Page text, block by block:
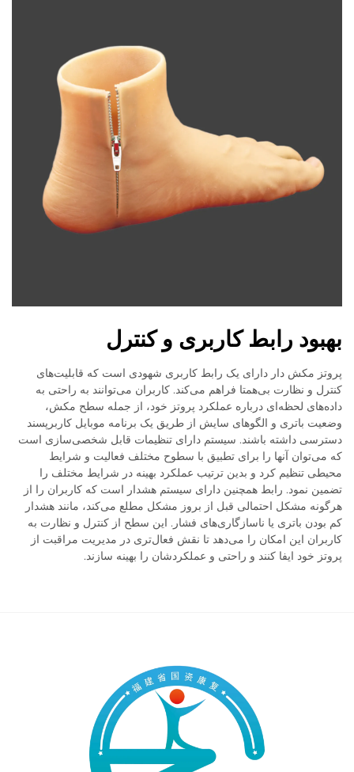
بهبود رابط کاربری و کنترل
پروتز مکش دار دارای یک رابط کاربری شهودی است که قابلیت‌های
کنترل و نظارت بی‌همتا فراهم می‌کند. کاربران می‌توانند به راحتی به
داده‌های لحظه‌ای درباره عملکرد پروتز خود، از جمله سطح مکش،
وضعیت باتری و الگوهای سایش از طریق یک برنامه موبایل کاربرپسند
دسترسی داشته باشند. سیستم دارای تنظیمات قابل شخصی‌سازی است
که می‌توان آنها را برای تطبیق با سطوح مختلف فعالیت و شرایط
محیطی تنظیم کرد و بدین ترتیب عملکرد بهینه در شرایط مختلف را
تضمین نمود. رابط همچنین دارای سیستم هشدار است که کاربران را از
هرگونه مشکل احتمالی قبل از بروز مشکل مطلع می‌کند، مانند هشدار
کم بودن باتری یا ناسازگاری‌های فشار. این سطح از کنترل و نظارت به
کاربران این امکان را می‌دهد تا نقش فعال‌تری در مدیریت مراقبت از
پروتز خود ایفا کنند و راحتی و عملکردشان را بهینه سازند.